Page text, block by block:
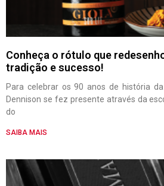
Conheça o rótulo que
tradição e sucesso!
Para celebrar os 90 anos de história
Dennison se fez presente através da
do
SAIBA MAIS